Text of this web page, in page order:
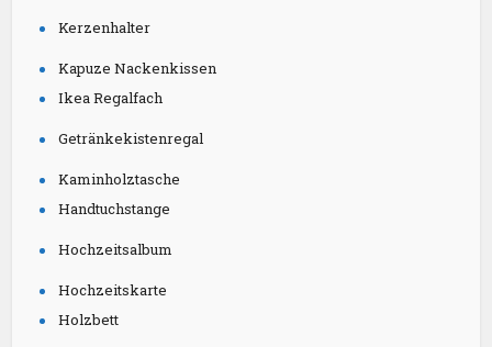
Kerzenhalter
Kapuze Nackenkissen
Ikea Regalfach
Getränkekistenregal
Kaminholztasche
Handtuchstange
Hochzeitsalbum
Hochzeitskarte
Holzbett